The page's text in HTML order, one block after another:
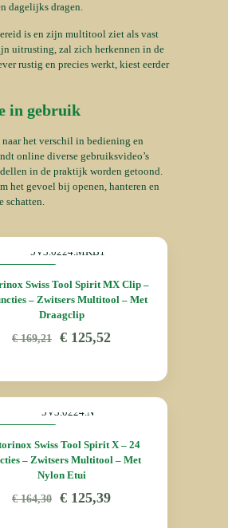
dagelijks dragen.
is en zijn multitool ziet als vast
uitrusting, zal zich herkennen in de
rustig en precies werkt, kiest eerder
in gebruik
het verschil in bediening en
online diverse gebruiksvideo’s
in de praktijk worden getoond.
het gevoel bij openen, hanteren en
schatten.
Swiss Tool Spirit MX Clip –
– Zwitsers Multitool – Met
Draagclip
€169,21
O
s
p
r
n
k
e
i
€ 125,52
d
i
p
r
s
Swiss Tool Spirit X – 24
– Zwitsers Multitool – Met
Nylon Etui
€164,30
O
€ 125,39H